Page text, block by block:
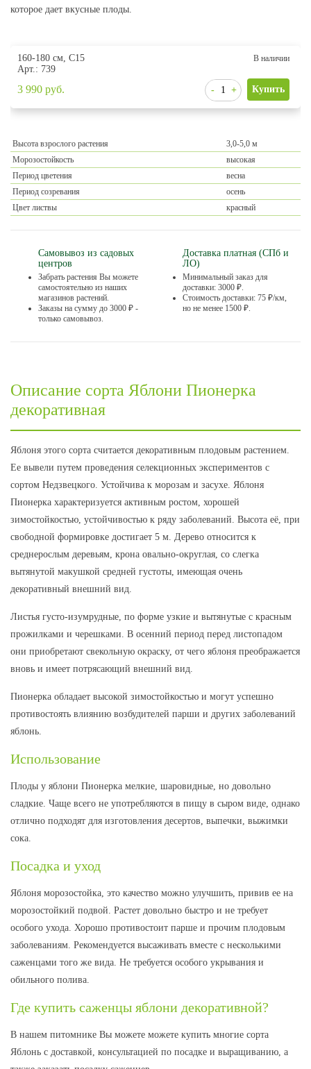
которое дает вкусные плоды.
160-180 см, С15
Арт.: 739
В наличии
3 990 руб.
Высота взрослого растения
3,0-5,0 м
Морозостойкость
высокая
Период цветения
весна
Период созревания
осень
Цвет листвы
красный
Самовывоз из садовых
центров
Забрать растения Вы можете
самостоятельно из наших
магазинов растений.
Заказы на сумму до 3000 ₽ -
только самовывоз.
Доставка платная (СПб и
ЛО)
Минимальный заказ для
доставки: 3000 ₽.
Стоимость доставки: 75 ₽/км,
но не менее 1500 ₽.
Описание сорта Яблони Пионерка
декоративная
Яблоня этого сорта считается декоративным плодовым растением.
Ее вывели путем проведения селекционных экспериментов с
сортом Недзвецкого. Устойчива к морозам и засухе. Яблоня
Пионерка характеризуется активным ростом, хорошей
зимостойкостью, устойчивостью к ряду заболеваний. Высота её, при
свободной формировке достигает 5 м. Дерево относится к
среднерослым деревьям, крона овально-округлая, со слегка
вытянутой макушкой средней густоты, имеющая очень
декоративный внешний вид.
Листья густо-изумрудные, по форме узкие и вытянутые с красным
прожилками и черешками. В осенний период перед листопадом
они приобретают свекольную окраску, от чего яблоня преображается
вновь и имеет потрясающий внешний вид.
Пионерка обладает высокой зимостойкостью и могут успешно
противостоять влиянию возбудителей парши и других заболеваний
яблонь.
Использование
Плоды у яблони Пионерка мелкие, шаровидные, но довольно
сладкие. Чаще всего не употребляются в пищу в сыром виде, однако
отлично подходят для изготовления десертов, выпечки, выжимки
сока.
Посадка и уход
Яблоня морозостойка, это качество можно улучшить, привив ее на
морозостойкий подвой. Растет довольно быстро и не требует
особого ухода. Хорошо противостоит парше и прочим плодовым
заболеваниям. Рекомендуется высаживать вместе с несколькими
саженцами того же вида. Не требуется особого укрывания и
обильного полива.
Где купить саженцы яблони декоративной?
В нашем питомнике Вы можете можете купить многие сорта
Яблонь с доставкой, консультацией по посадке и выращиванию, а